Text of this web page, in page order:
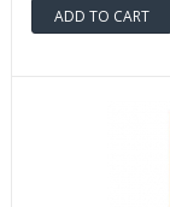
ADD TO CART